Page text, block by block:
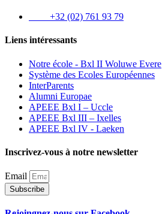
+32 (02) 761 93 79
Liens intéressants
Notre école - Bxl II Woluwe Evere
Système des Ecoles Européennes
InterParents
Alumni Europae
APEEE Bxl I – Uccle
APEEE Bxl III – Ixelles
APEEE Bxl IV - Laeken
Inscrivez-vous à notre newsletter
Email
Subscribe